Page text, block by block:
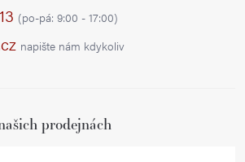
(po-pá: 9:00 - 17:00)
napište nám kdykoliv
prodejnách